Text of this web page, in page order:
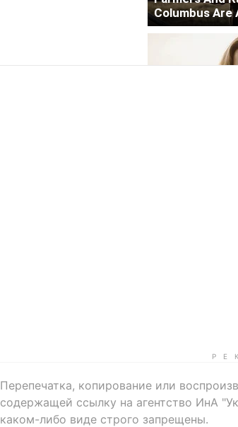
Перепечатка, копирование или
содержащей ссылку на агентство ИнА
каком-либо виде строго запрещены.